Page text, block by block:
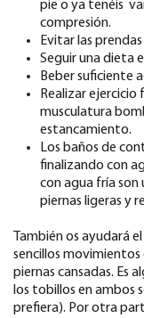
pie o ya tenéis
compresión.
Evitar las
Seguir una dieta
Beber suficiente
Realizar
musculatura
estancamiento.
Los baños de
finalizando con
con agua fría son
piernas ligeras y
También os ayudará
sencillos movimientos
piernas cansadas. Es
los tobillos en ambos
prefiera). Por otra